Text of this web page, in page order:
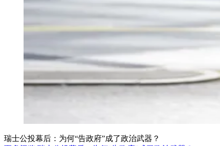
瑞士公投幕后：为何“告政府”成了政治武器？